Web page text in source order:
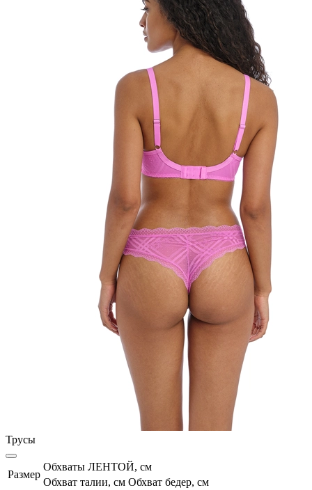
Трусы
Размер
Обхваты ЛЕНТОЙ, см
Обхват талии, см Обхват бедер, см